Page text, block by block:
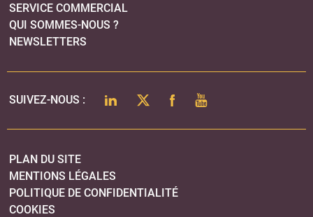
SERVICE COMMERCIAL
QUI SOMMES-NOUS ?
NEWSLETTERS
SUIVEZ-NOUS : LINKEDINTWITTERFACEBOOK
YOUTUBE
PLAN DU SITE
MENTIONS LÉGALES
POLITIQUE DE CONFIDENTIALITÉ
COOKIES